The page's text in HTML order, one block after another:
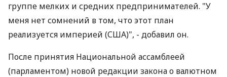
группе мелких и средних предпринимателей. "У
меня нет сомнений в том, что этот план
реализуется империей (США)", - добавил он.
После принятия Национальной ассамблеей
(парламентом) новой редакции закона о валютном